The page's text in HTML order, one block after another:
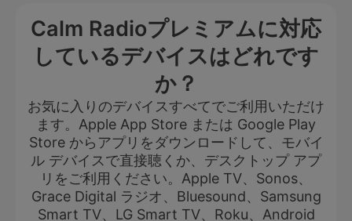
Calm Radioプレミアムに対応
しているデバイスはどれです
か？
お気に入りのデバイスすべてでご利用いただけ
ます。Apple App Store または Google Play
Store からアプリをダウンロードして、モバイ
ル デバイスで直接聴くか、デスクトップ アプ
リをご利用ください。Apple TV、Sonos、
Grace Digital ラジオ、Bluesound、Samsung
Smart TV、LG Smart TV、Roku、Android